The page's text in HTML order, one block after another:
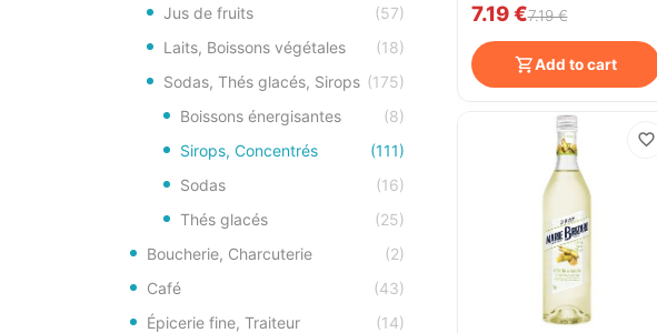
Jus de fruits
(57)
Laits, Boissons végétales
(18)
Sodas, Thés glacés, Sirops (175)
Boissons énergisantes
(8)
Sirops, Concentrés
(111)
Sodas
(16)
Thés glacés
(25)
Boucherie, Charcuterie
(2)
Café
(43)
Épicerie fine, Traiteur
(14)
7.19 €7.19 €
Add to cart